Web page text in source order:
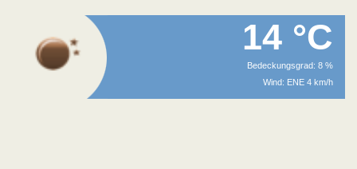
14 °C
Bedeckungsgrad: 8 %
Wind: ENE 4 km/h